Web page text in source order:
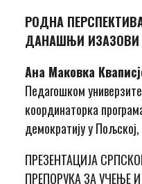
РОДНА
ДАНАШЊИ ИЗАЗОВИ
Ана Маковка
Педагошком
координаторка
демократију у Пољској,
ПРЕЗЕНТАЦИЈА
ПРЕПОРУКА ЗА УЧЕЊЕ